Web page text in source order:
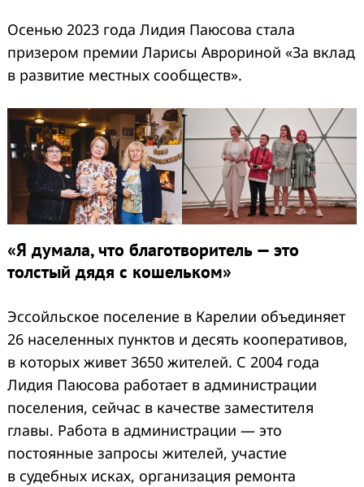
Осенью 2023 года Лидия Паюсова стала
призером премии Ларисы Аврориной «За вклад
в развитие местных сообществ».
«Я думала, что благотворитель — это
толстый дядя с кошельком»
Эссойльское поселение в Карелии объединяет
26 населенных пунктов и десять кооперативов,
в которых живет 3650 жителей. С 2004 года
Лидия Паюсова работает в администрации
поселения, сейчас в качестве заместителя
главы. Работа в администрации — это
постоянные запросы жителей, участие
в судебных исках, организация ремонта